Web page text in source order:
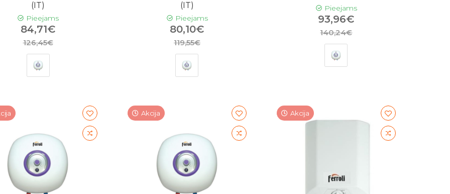
(IT)
Pieejams
84,71€
126,45€
(IT)
Pieejams
80,10€
119,55€
Pieejams
93,96€
140,24€
Akcija Akcija